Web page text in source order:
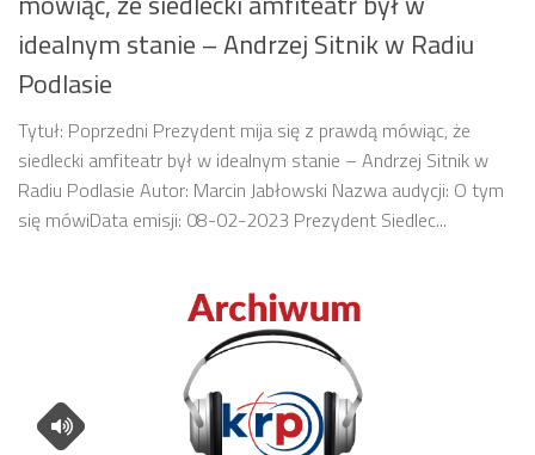
idealnym stanie – Andrzej Sitnik w Radiu
Podlasie
Tytuł: Poprzedni Prezydent mija się z prawdą mówiąc, że
siedlecki amfiteatr był w idealnym stanie – Andrzej Sitnik w
Radiu Podlasie Autor: Marcin Jabłowski Nazwa audycji: O tym
się mówiData emisji: 08-02-2023 Prezydent Siedlec...